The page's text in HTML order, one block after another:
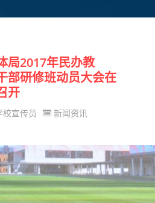
局2017年民办教
部研修班动员大会在
开
校宣传员 新闻资讯